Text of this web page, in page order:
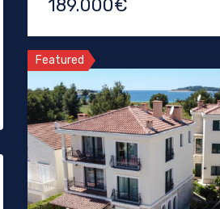
189.000€
Featured